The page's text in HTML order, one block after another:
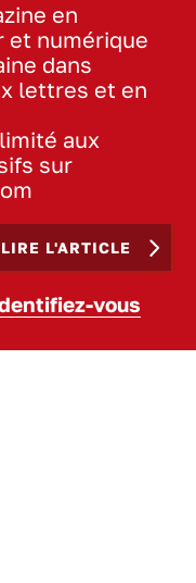
en
et numérique
dans
lettres et en
aux
sur
L'ARTICLE
vous